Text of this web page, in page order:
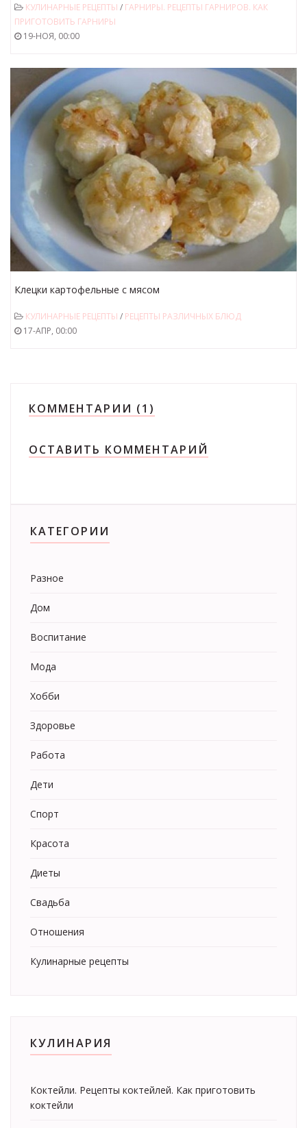
КУЛИНАРНЫЕ РЕЦЕПТЫ / ГАРНИРЫ. РЕЦЕПТЫ ГАРНИРОВ. КАК
ПРИГОТОВИТЬ ГАРНИРЫ
19-НОЯ, 00:00
Клецки картофельные с мясом
КУЛИНАРНЫЕ РЕЦЕПТЫ / РЕЦЕПТЫ РАЗЛИЧНЫХ БЛЮД
17-АПР, 00:00
КОММЕНТАРИИ (1)
ОСТАВИТЬ КОММЕНТАРИЙ
КАТЕГОРИИ
Разное
Дом
Воспитание
Мода
Хобби
Здоровье
Работа
Дети
Спорт
Красота
Диеты
Свадьба
Отношения
Кулинарные рецепты
КУЛИНАРИЯ
Коктейли. Рецепты коктейлей. Как приготовить
коктейли